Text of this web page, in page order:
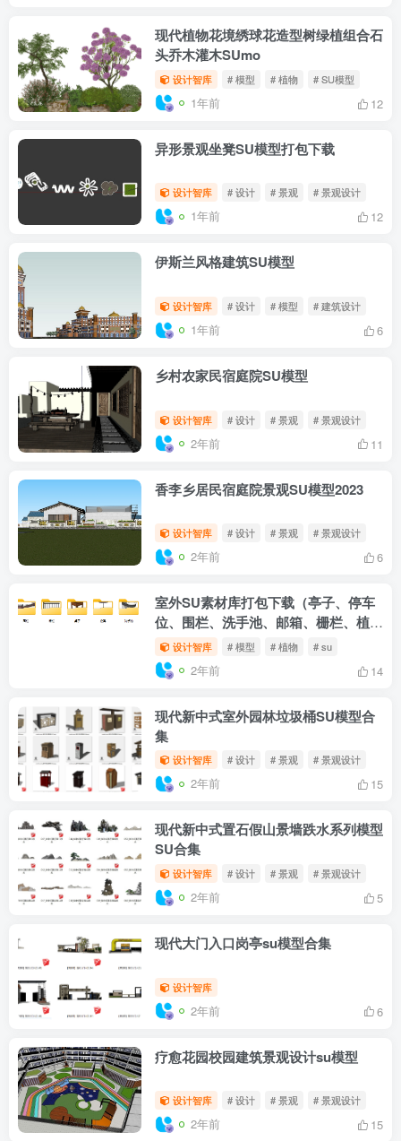
现代植物花境绣球花造型树绿植组合石
头乔木灌木SUmo
设计智库 # 模型 # 植物 # SU模型
1年前 12
异形景观坐凳SU模型打包下载
设计智库 # 设计 # 景观 # 景观设计
1年前 12
伊斯兰风格建筑SU模型
设计智库 # 设计 # 模型 # 建筑设计
1年前 6
乡村农家民宿庭院SU模型
设计智库 # 设计 # 景观 # 景观设计
2年前 11
香李乡居民宿庭院景观SU模型2023
设计智库 # 设计 # 景观 # 景观设计
2年前 6
室外SU素材库打包下载（亭子、停车
位、围栏、洗手池、邮箱、栅栏、植
物、桌子、座凳）
设计智库 # 模型 # 植物 # su
2年前 14
现代新中式室外园林垃圾桶SU模型合
集
设计智库 # 设计 # 景观 # 景观设计
2年前 15
现代新中式置石假山景墙跌水系列模型
SU合集
设计智库 # 设计 # 景观 # 景观设计
2年前 5
现代大门入口岗亭su模型合集
设计智库
2年前 6
疗愈花园校园建筑景观设计su模型
设计智库 # 设计 # 景观 # 景观设计
2年前 15